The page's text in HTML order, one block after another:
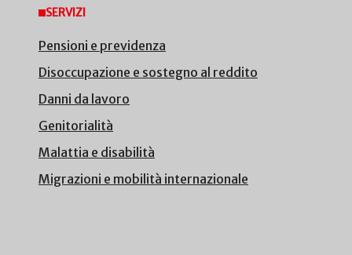
SERVIZI
Pensioni e previdenza
Disoccupazione e sostegno al reddito
Danni da lavoro
Genitorialità
Malattia e disabilità
Migrazioni e mobilità internazionale